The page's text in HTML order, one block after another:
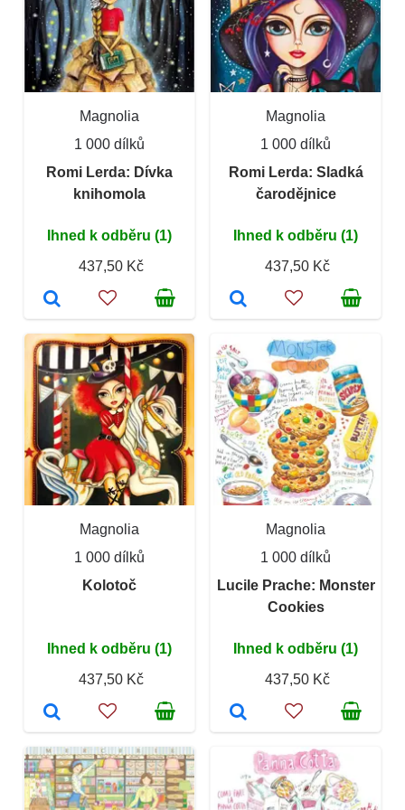
Magnolia
1 000 dílků
Romi Lerda: Dívka
knihomola
Ihned k odběru (1)
437,50 Kč
Magnolia
1 000 dílků
Romi Lerda: Sladká
čarodějnice
Ihned k odběru (1)
437,50 Kč
Magnolia
1 000 dílků
Kolotoč
Ihned k odběru (1)
437,50 Kč
Magnolia
1 000 dílků
Lucile Prache: Monster
Cookies
Ihned k odběru (1)
437,50 Kč